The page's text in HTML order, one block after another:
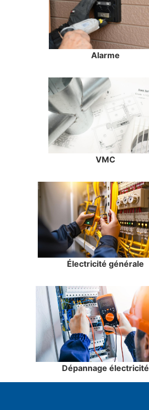
Alarme
VMC
Électricité générale
Dépannage électricité